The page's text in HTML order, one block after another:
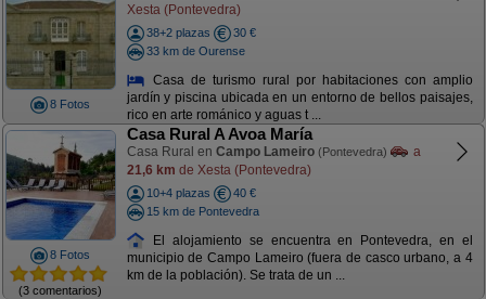
8 Fotos
Xesta (Pontevedra)
38+2 plazas
30 €
33 km de Ourense
Casa de turismo rural por habitaciones con amplio
jardín y piscina ubicada en un entorno de bellos paisajes,
rico en arte románico y aguas t ...
8 Fotos
(3 comentarios)
Casa Rural A Avoa María
Casa Rural en Campo Lameiro (Pontevedra)
a
21,6 km de Xesta (Pontevedra)
10+4 plazas
40 €
15 km de Pontevedra
El alojamiento se encuentra en Pontevedra, en el
municipio de Campo Lameiro (fuera de casco urbano, a 4
km de la población). Se trata de un ...